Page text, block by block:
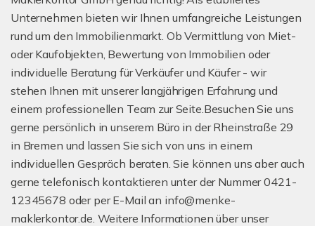
Unternehmen bieten wir Ihnen umfangreiche Leistungen
rund um den Immobilienmarkt. Ob Vermittlung von Miet-
oder Kaufobjekten, Bewertung von Immobilien oder
individuelle Beratung für Verkäufer und Käufer - wir
stehen Ihnen mit unserer langjährigen Erfahrung und
einem professionellen Team zur Seite.Besuchen Sie uns
gerne persönlich in unserem Büro in der Rheinstraße 29
in Bremen und lassen Sie sich von uns in einem
individuellen Gespräch beraten. Sie können uns aber auch
gerne telefonisch kontaktieren unter der Nummer 0421-
12345678 oder per E-Mail an info@menke-
maklerkontor.de. Weitere Informationen über unser